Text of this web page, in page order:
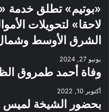
«بوتيم» تطلق خدمة
لاحقا» لتحويلات
الشرق الأوسط وشمال
يونيو 27, 2024
وفاة أحمد طمروق
أكتوبر 10, 2022
بحضور الشيخة لميس